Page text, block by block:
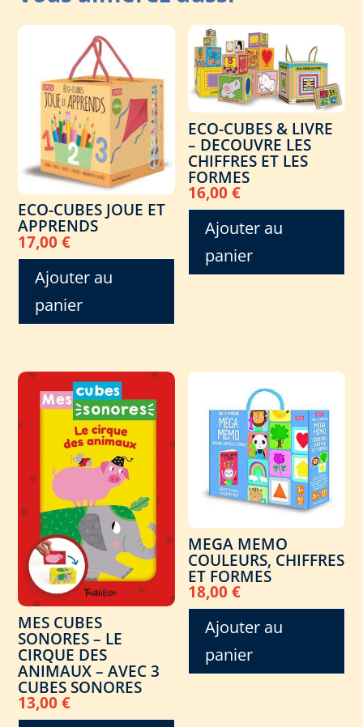
ECO-CUBES JOUE ET
APPRENDS
17,00€
Ajouter au
panier
ECO-CUBES & LIVRE
– DECOUVRE LES
CHIFFRES ET LES
FORMES
16,00€
Ajouter au
panier
MES CUBES
SONORES – LE
CIRQUE DES
ANIMAUX – AVEC 3
CUBES SONORES
13,00€
MEGA MEMO
COULEURS, CHIFFRES
ET FORMES
18,00€
Ajouter au
panier